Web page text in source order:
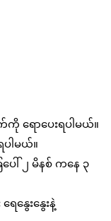
ရောပေးရပါမယ်။
ပါမယ်။
ေါ် ၂ မိနစ် ကနေ ၃
ေနွေးနွေးနဲ့